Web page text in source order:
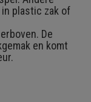
plastic zak of
De
en komt